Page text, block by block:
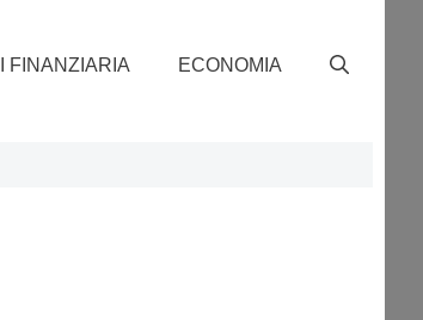
FINANZIARIA ECONOMIA